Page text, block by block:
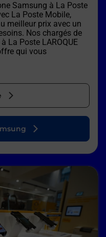
Samsung à La Poste
La Poste Mobile,
meilleur prix avec un
Nos chargés de
La Poste LAROQUE
qui vous